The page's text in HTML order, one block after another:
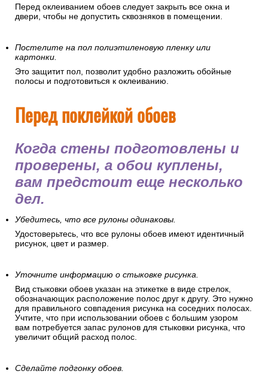
Перед оклеиванием обоев следует закрыть все окна и
двери, чтобы не допустить сквозняков в помещении.
Постелите на пол полиэтиленовую пленку или
картонки.
Это защитит пол, позволит удобно разложить обойные
полосы и подготовиться к оклеиванию.
Перед поклейкой обоев
Когда стены подготовлены и
проверены, а обои куплены,
вам предстоит еще несколько
дел.
Убедитесь, что все рулоны одинаковы.
Удостоверьтесь, что все рулоны обоев имеют идентичный
рисунок, цвет и размер.
Уточните информацию о стыковке рисунка.
Вид стыковки обоев указан на этикетке в виде стрелок,
обозначающих расположение полос друг к другу. Это нужно
для правильного совпадения рисунка на соседних полосах.
Учтите, что при использовании обоев с большим узором
вам потребуется запас рулонов для стыковки рисунка, что
увеличит общий расход полос.
Сделайте подгонку обоев.